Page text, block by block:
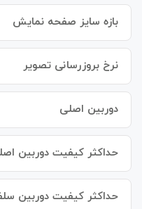
بازه سایز صفحه نمایش
نرخ بروزرسانی تصویر
دوربین اصلی
حداکثر کیفیت دوربین
حداکثر کیفیت دوربین